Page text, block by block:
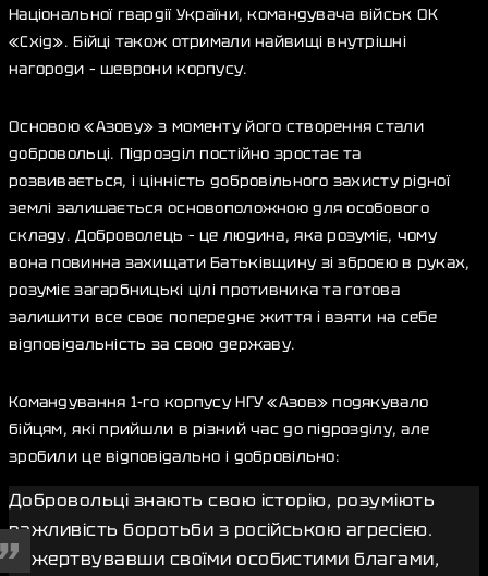
Національної гвардії України, командувача військ ОК
«Схід». Бійці також отримали найвищі внутрішні
нагороди – шеврони корпусу.
Основою «Азову» з моменту його створення стали
добровольці. Підрозділ постійно зростає та
розвивається, і цінність добровільного захисту рідної
землі залишається основоположною для особового
складу. Доброволець – це людина, яка розуміє, чому
вона повинна захищати Батьківщину зі зброєю в руках,
розуміє загарбницькі цілі противника та готова
залишити все своє попереднє життя і взяти на себе
відповідальність за свою державу.
Командування 1-го корпусу НГУ «Азов» подякувало
бійцям, які прийшли в різний час до підрозділу, але
зробили це відповідально і добровільно:
Добровольці знають свою історію, розуміють
важливість боротьби з російською агресією.
Пожертвувавши своїми особистими благами,